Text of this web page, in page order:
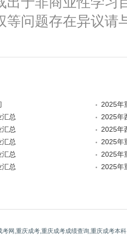
等问题存在异议请
2025年
汇总
2025年
汇总
2025年
汇总
2025年
汇总
2025年
汇总
2025年
考网,重庆成考,重庆成考成绩查询,重庆成考本